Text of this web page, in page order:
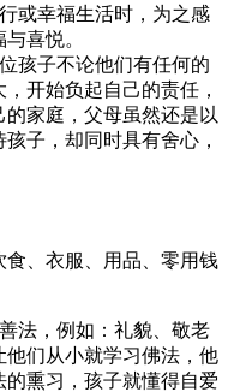
或幸福生活时，为之感
喜悦。
孩子不论他们有任何的
开始负起自己的责任，
家庭，父母虽然还是以
子，却同时具有舍心，
食、衣服、用品、零用钱
法，例如：礼貌、敬老
们从小就学习佛法，他
熏习，孩子就懂得自爱